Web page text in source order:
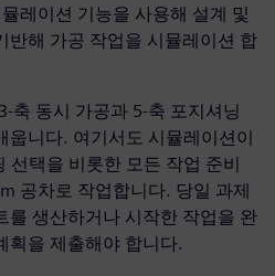
레이션 기능을 사용해 설계 및
반해 가공 작업을 시뮬레이션 합
축 동시 가공과 5-축 포지셔닝
니다. 여기서도 시뮬레이션이
택을 비롯한 모든 작업 준비
공차로 작업합니다. 당일 과제
를 생산하거나 시작한 작업을 완
획을 제출해야 합니다.